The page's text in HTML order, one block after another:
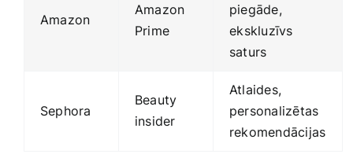
Amazon
Amazon⁤
Prime
piegāde,
⁤ekskluzīvs
saturs
Sephora
Beauty
insider
Atlaides,
personalizētas
rekomendācijas